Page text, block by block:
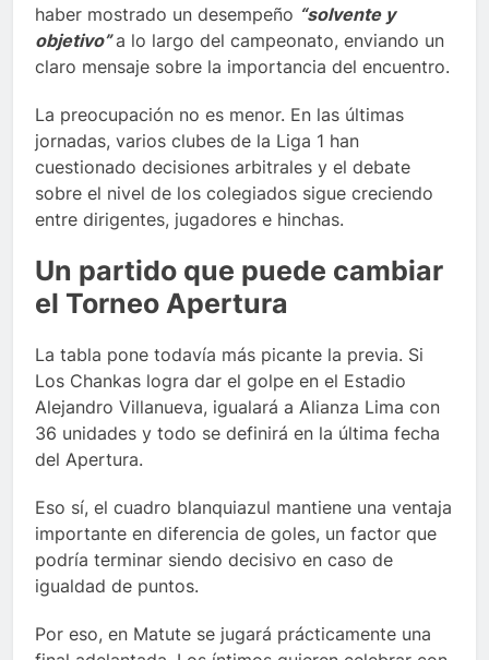
haber mostrado un desempeño “solvente y
objetivo”a lo largo del campeonato, enviando un
claro mensaje sobre la importancia del encuentro.
La preocupación no es menor. En las últimas
jornadas, varios clubes de la Liga 1 han
cuestionado decisiones arbitrales y el debate
sobre el nivel de los colegiados sigue creciendo
entre dirigentes, jugadores e hinchas.
Un partido que puede cambiar
el Torneo Apertura
La tabla pone todavía más picante la previa. Si
Los Chankas logra dar el golpe en el Estadio
Alejandro Villanueva, igualará a Alianza Lima con
36 unidades y todo se definirá en la última fecha
del Apertura.
Eso sí, el cuadro blanquiazul mantiene una ventaja
importante en diferencia de goles, un factor que
podría terminar siendo decisivo en caso de
igualdad de puntos.
Por eso, en Matute se jugará prácticamente una